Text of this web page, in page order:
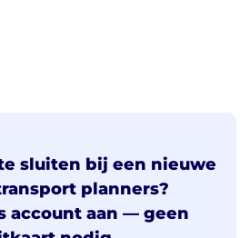
sluiten bij een nieuwe
planners?
account aan — geen